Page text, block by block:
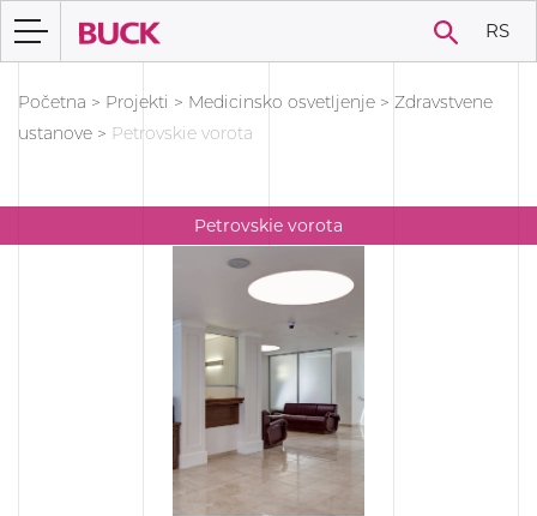
RS
Početna > Projekti > Medicinsko osvetljenje > Zdravstvene
ustanove > Petrovskie vorota
Petrovskie vorota